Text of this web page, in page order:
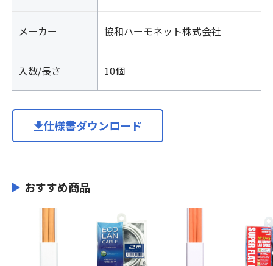
メーカー 協和ハーモネット株式会社
入数/長さ 10個
仕様書ダウンロード
おすすめ商品